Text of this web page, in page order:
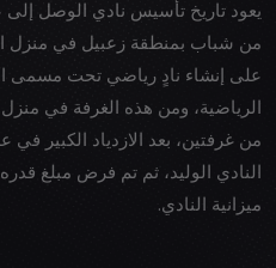
من شباب بمنطقة زعبيل في منزل
على إنشاء نادٍ رياضي تحت مسمى
الرياضية، ومن هذه الغرفة في
من غرفتين، بعد الازدياد الكبير في
النادي الوليد، ثم تم فرض مبلغ
ميزانية النادي.